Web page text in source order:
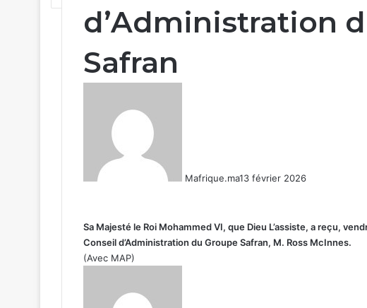
d’Administration
Safran
Mafrique.ma13 février 2026
Sa Majesté le Roi Mohammed VI, que Dieu L’assiste, a reçu,
Conseil d’Administration du Groupe Safran, M. Ross McInnes.
(Avec MAP)